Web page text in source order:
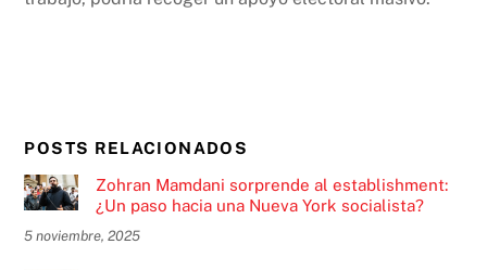
POSTS RELACIONADOS
Zohran Mamdani sorprende al establishment:
¿Un paso hacia una Nueva York socialista?
5 noviembre, 2025